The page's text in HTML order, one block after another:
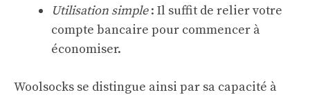
Utilisation simple: Il suffit de relier votre
compte bancaire pour commencer à
économiser.
Woolsocks se distingue ainsi par sa capacité à